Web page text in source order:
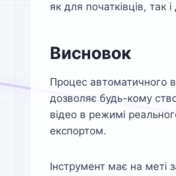
як для початківців, так
Висновок
Процес автоматичного
дозволяє будь-кому
відео в режимі
експортом.
Інструмент має на меті